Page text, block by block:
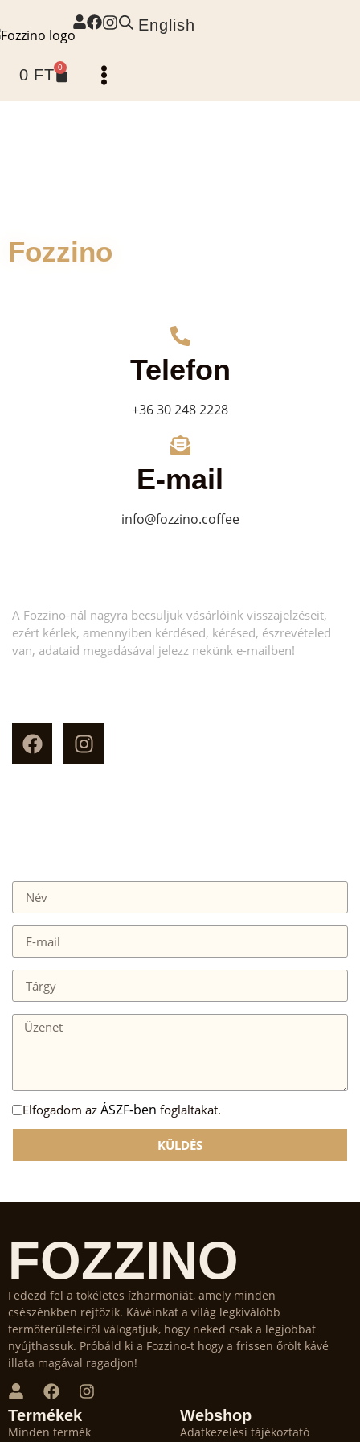
English
0 FT 0
Fozzino
Telefon
+36 30 248 2228
E-mail
info@fozzino.coffee
A Fozzino-nál nagyra becsüljük vásárlóink visszajelzéseit,
ezért kérlek, amennyiben kérdésed, kérésed, észrevételed
van, adataid megadásával jelezz nekünk e-mailben!
Elfogadom az ÁSZF-ben foglaltakat.
KÜLDÉS
FOZZINO
Fedezd fel a tökéletes ízharmoniát, amely minden
csészénkben rejtőzik. Kávéinkat a világ legkiválóbb
termőterületeiről válogatjuk, hogy neked csak a legjobbat
nyújthassuk. Próbáld ki a Fozzino-t hogy a frissen őrölt kávé
illata magával ragadjon!
Termékek
Minden termék
Webshop
Adatkezelési tájékoztató